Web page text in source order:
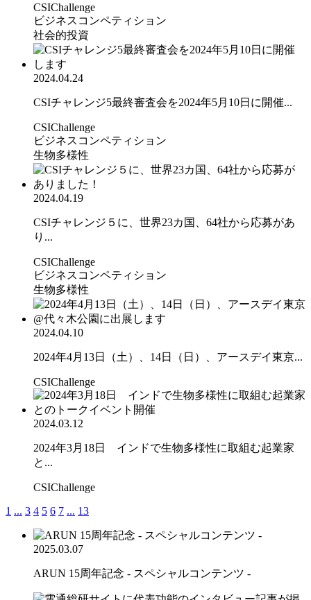
CSIChallenge
ビジネスコンペティション
社会的投資
2024.04.24
CSIチャレンジ5最終審査会を2024年5月10日に開催...
CSIChallenge
ビジネスコンペティション
生物多様性
2024.04.19
CSIチャレンジ５に、世界23カ国、64社から応募があ
り...
CSIChallenge
ビジネスコンペティション
生物多様性
2024.04.10
2024年4月13日（土）、14日（日）、アースデイ東京...
CSIChallenge
2024.03.12
2024年3月18日 インドで生物多様性に取組む起業家
と...
CSIChallenge
1 ... 3 4 5 6 7 ... 13
2025.03.07
ARUN 15周年記念 - スペシャルコンテンツ -